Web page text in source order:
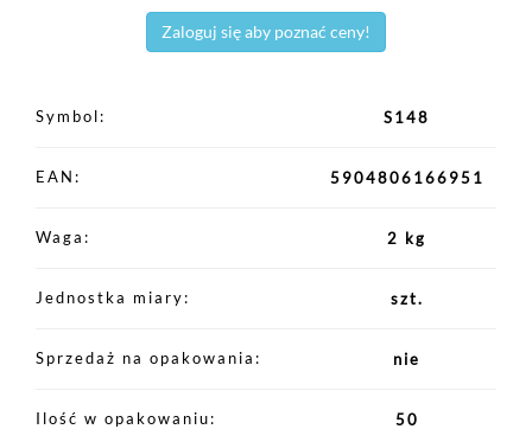
Zaloguj się aby poznać ceny!
Symbol S148
EAN 5904806166951
Waga 2 kg
Jednostka miary szt.
Sprzedaż na opakowania nie
Ilość w opakowaniu 50